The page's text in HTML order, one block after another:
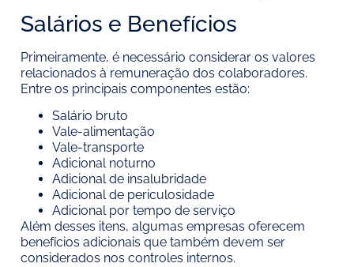
Salários e Benefícios
Primeiramente, é necessário considerar os valores
relacionados à remuneração dos colaboradores.
Entre os principais componentes estão:
Salário bruto
Vale-alimentação
Vale-transporte
Adicional noturno
Adicional de insalubridade
Adicional de periculosidade
Adicional por tempo de serviço
Além desses itens, algumas empresas oferecem
benefícios adicionais que também devem ser
considerados nos controles internos.